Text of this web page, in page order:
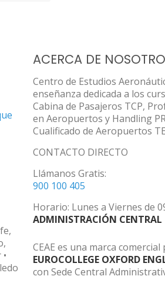
ACERCA DE
Centro de Estudios
enseñanza dedicada a los
Cabina de Pasajeros TCP,
en Aeropuertos y Handling
Cualificado de Aeropuertos
CONTACTO DIRECTO
Llámanos Gratis:
900 100 405
Horario: Lunes a Viernes de
ADMINISTRACIÓN CENTRAL
CEAE es una marca
EUROCOLLEGE OXFORD
con Sede Central